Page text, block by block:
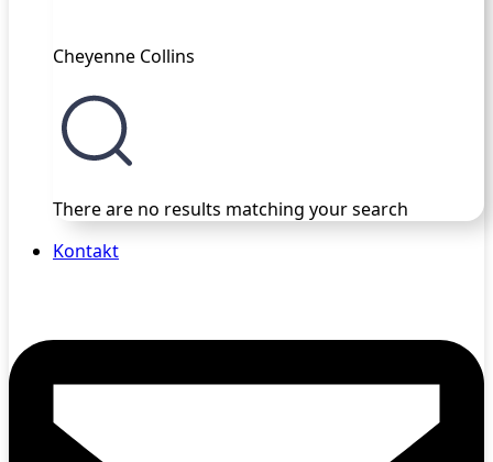
Cheyenne Collins
There are no results matching your search
Kontakt